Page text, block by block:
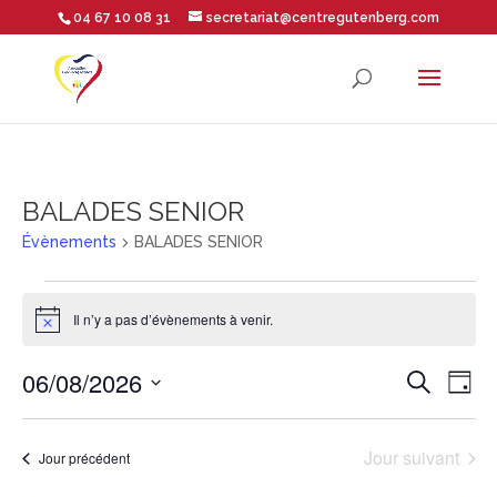
Ouvrir la barre d’outils
04 67 10 08 31 secretariat@centregutenberg.com
BALADES SENIOR
Évènements BALADES SENIOR
Évènements
for
6
Notice Il n’y a pas d’évènements à venir.
et
Recherche
de
Jour
06/08/2026
Sélectionnez
Jour précédent Jour suivant